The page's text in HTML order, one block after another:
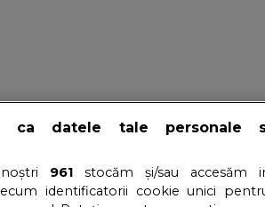
ca datele tale personale
961stocăm și/sau accesăm
identificatorii cookie unici